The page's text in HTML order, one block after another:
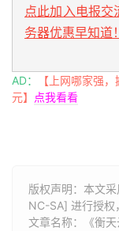
点此加入电报交
务器优惠早知道！
AD：
【上网哪家强
元】
点我看看
版权声明：本文
NC-SA] 进行授权
文章名称：《衡